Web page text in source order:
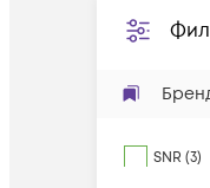
SNR (3)